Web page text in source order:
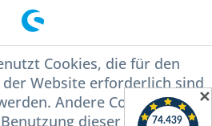
Cookies, die für den
Website erforderlich sind
Andere Cookies, die
dieser Website
✕